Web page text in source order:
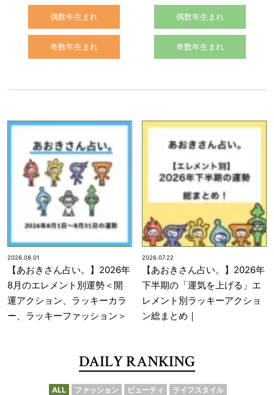
偶数年生まれ
奇数年生まれ
偶数年生まれ
奇数年生まれ
2026.08.01
【あおきさん占い。】2026年
8月のエレメント別運勢＜開
運アクション、ラッキーカラ
ー、ラッキーファッション＞
2026.07.22
【あおきさん占い。】2026年
下半期の「運気を上げる」エ
レメント別ラッキーアクショ
ン総まとめ｜
DAILY RANKING
ALL ファッション ビューティ ライフスタイル